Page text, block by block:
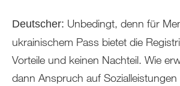
Deutscher: Unbedingt, denn für
ukrainischem Pass bietet die
Vorteile und keinen Nachteil. Wie
dann Anspruch auf